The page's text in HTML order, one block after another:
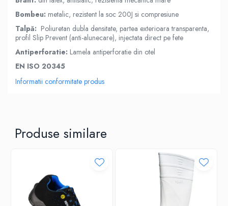
Bombeu: metalic, rezistent la soc 200J si compresiune
Talpă: Poliuretan dubla densitate, partea exterioara transparenta,
profil Slip Prevent (anti-alunecare), injectata direct pe fete
Antiperforatie: Lamela antiperforatie din otel
EN ISO 20345
Informatii conformitate produs
Produse similare